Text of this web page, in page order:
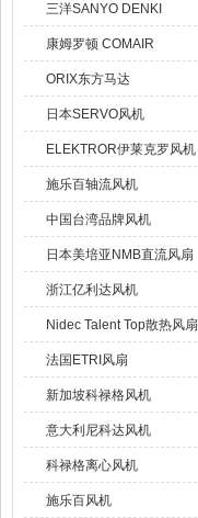
三洋SANYO DENKI
康姆罗顿 COMAIR
ORIX东方马达
日本SERVO风机
ELEKTROR伊莱克罗风机
施乐百轴流风机
中国台湾品牌风机
日本美培亚NMB直流风扇
浙江亿利达风机
Nidec Talent Top散热风扇
法国ETRI风扇
新加坡科禄格风机
意大利尼科达风机
科禄格离心风机
施乐百风机